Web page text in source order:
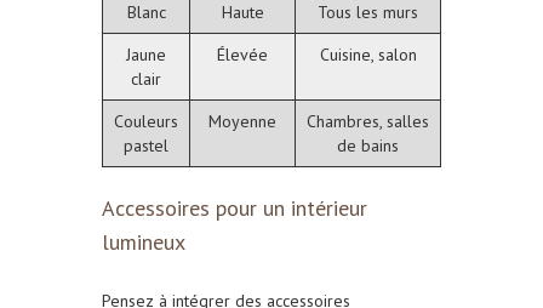
Blanc Haute
Tous les murs
Jaune
clair
Élevée Cuisine, salon
Couleurs
pastel
Moyenne
Chambres, salles
de bains
Accessoires pour un intérieur
lumineux
Pensez à intégrer des accessoires